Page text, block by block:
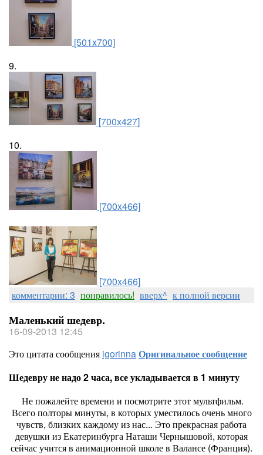
[501x700]
9.
[700x427]
10.
[700x466]
[700x466]
комментарии: 3 понравилось! вверх^ к полной версии
Маленький шедевр.
16-09-2013 12:45
Это цитата сообщения igorinnaОригинальное сообщение
Шедевру не надо 2 часа, все укладывается в 1 минуту
Не пожалейте времени и посмотрите этот мультфильм.
Всего полторы минуты, в которых уместилось очень много
чувств, близких каждому из нас... Это прекрасная работа
девушки из Екатеринбурга Наташи Чернышовой, которая
сейчас учится в анимационной школе в Валансе (Франция).